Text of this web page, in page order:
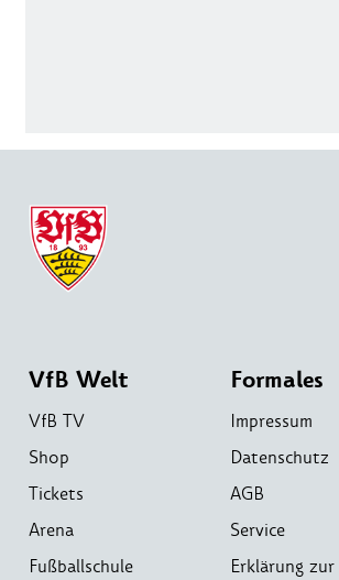
VfB Welt
VfB TV
Shop
Tickets
Arena
Fußballschule
Formales
Impressum
Datenschutz
AGB
Service
Erklärung